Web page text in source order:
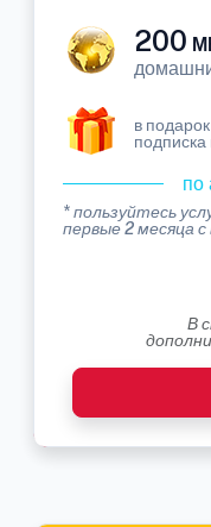
200
в подарок
по
* пользуйтесь
первые 2 месяца с
В